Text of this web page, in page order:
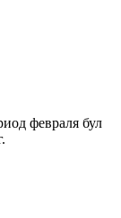
февраля бул